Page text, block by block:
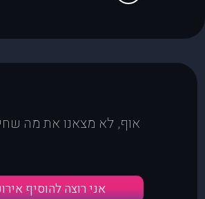
אוף, לא מצאנו את מה
אני רוצה להוסיף